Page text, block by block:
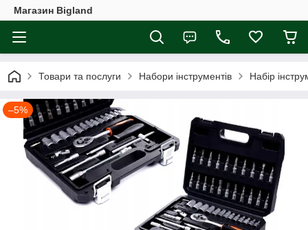
Магазин Bigland
Товари та послуги Набори інструментів Набір
–5%